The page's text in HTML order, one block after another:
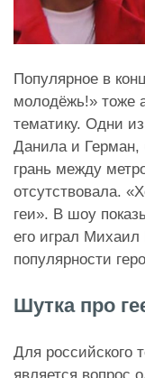
Популярное в
молодёжь!» тоже
тематику. Одни
Данила и Герман,
грань между
отсутствовала.
геи». В шоу
его играл
популярности
Шутка про
Для российского
является вопрос